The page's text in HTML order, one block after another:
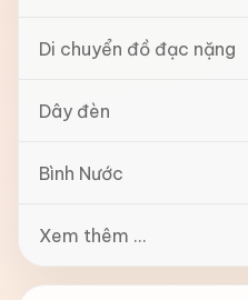
Di chuyển đồ đạc nặng
Dây đèn
Bình Nước
Xem thêm ...